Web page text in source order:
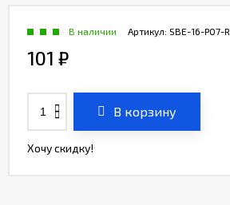
Артикул: SBE-16-P07-R
В наличии
101 ₽
В корзину
Хочу скидку!